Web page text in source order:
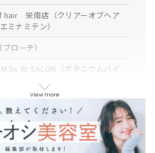
hair 栄南店（クリアーオブヘア
ナミテン）
ローチ）
by Rr SALON（ボタニウムバイ
チ）
（エマエコル）
古屋（アイリー ナゴヤ）
View more